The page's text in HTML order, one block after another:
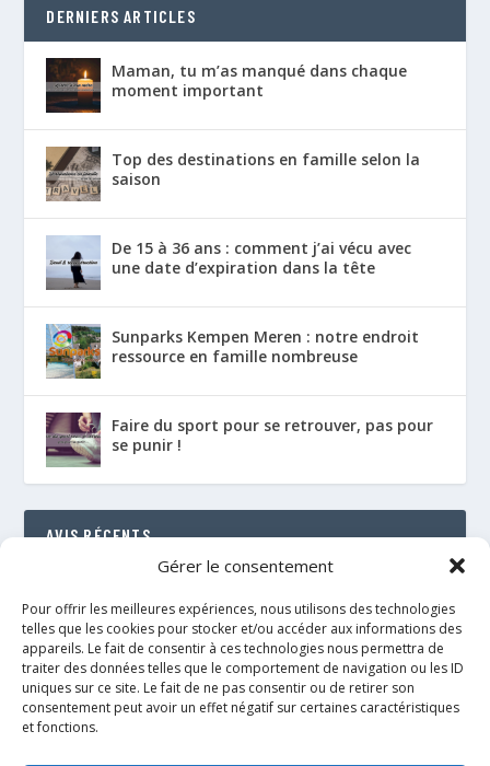
Gérer le consentement
Pour offrir les meilleures expériences, nous utilisons des technologies
telles que les cookies pour stocker et/ou accéder aux informations des
appareils. Le fait de consentir à ces technologies nous permettra de
traiter des données telles que le comportement de navigation ou les ID
uniques sur ce site. Le fait de ne pas consentir ou de retirer son
consentement peut avoir un effet négatif sur certaines caractéristiques
et fonctions.
DERNIERS ARTICLES
Maman, tu m’as manqué dans chaque
moment important
Top des destinations en famille selon la
saison
De 15 à 36 ans : comment j’ai vécu avec
une date d’expiration dans la tête
Sunparks Kempen Meren : notre endroit
ressource en famille nombreuse
Faire du sport pour se retrouver, pas pour
se punir !
AVIS RÉCENTS
bord de la Semois
RÉSULTAT : 88%
Le néo de Néobulle {portage physio}
RÉSULTAT : 97%